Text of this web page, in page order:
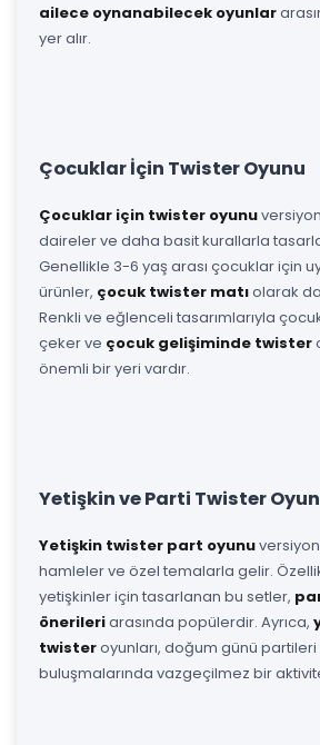
ailece oynanabilecek oyunlar
yer alır.
Çocuklar İçin Twister Oyunu
Çocuklar için twister oyunu
daireler ve daha basit kurallarla
Genellikle 3-6 yaş arası çocuklar için
ürünler, çocuk twister matıolarak da
Renkli ve eğlenceli tasarımlarıyla
çeker ve çocuk gelişiminde twister
önemli bir yeri vardır.
Yetişkin ve Parti Twister
Yetişkin twister part oyunu
hamleler ve özel temalarla gelir.
yetişkinler için tasarlanan bu setler,
önerileriarasında popülerdir. Ayrıca,
twisteroyunları, doğum günü
buluşmalarında vazgeçilmez bir